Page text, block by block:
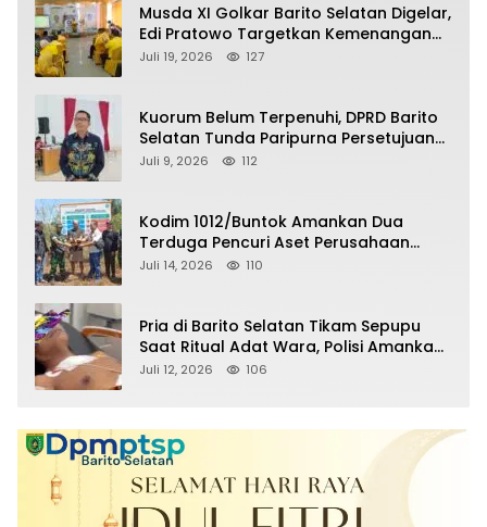
Musda XI Golkar Barito Selatan Digelar,
Edi Pratowo Targetkan Kemenangan
Partai pada Pemilu Mendatang
Juli 19, 2026 127
Kuorum Belum Terpenuhi, DPRD Barito
Selatan Tunda Paripurna Persetujuan
Raperda Pertanggungjawaban APBD
Juli 9, 2026 112
Kodim 1012/Buntok Amankan Dua
Terduga Pencuri Aset Perusahaan
Sitaan Satgas PKH, Satu Paket Diduga
Juli 14, 2026 110
Pria di Barito Selatan Tikam Sepupu
Saat Ritual Adat Wara, Polisi Amankan
Pelaku
Juli 12, 2026 106